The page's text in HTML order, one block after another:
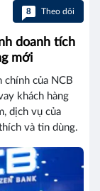
8 Theo dõi
doanh tích
mới
của NCB
khách hàng
dịch vụ của
và tin dùng.